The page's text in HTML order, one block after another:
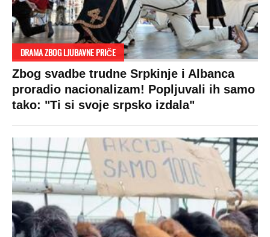
DRAMA ZBOG LJUBAVNE PRIČE
Zbog svadbe trudne Srpkinje i Albanca
proradio nacionalizam! Popljuvali ih samo
tako: "Ti si svoje srpsko izdala"